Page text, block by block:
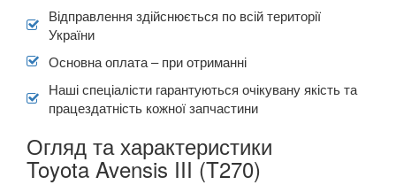
Відправлення здійснюється по всій території
України
Основна оплата – при отриманні
Наші спеціалісти гарантуються очікувану якість та
працездатність кожної запчастини
Огляд та характеристики
Toyota Avensis III (T270)